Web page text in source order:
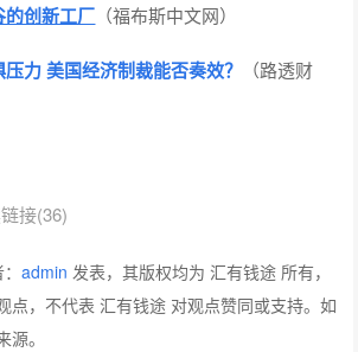
的创新工厂 （福布斯中文网）
力 美国经济制裁能否奏效？
（路透财
接(36)
：admin 发表，其版权均为 汇有钱途 所有，
点，不代表 汇有钱途 对观点赞同或支持。如
。